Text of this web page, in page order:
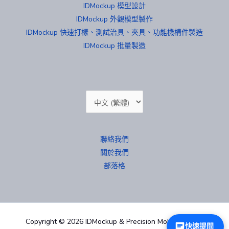
IDMockup 模型設計
IDMockup 外觀模型製作
IDMockup 快速打樣、測試治具、夾具、功能機構件製造
IDMockup 批量製造
Choose
a
聯絡我們
關於我們
部落格
Copyright © 2026 IDMockup & Precision Mold 汐紫模型
快速提問